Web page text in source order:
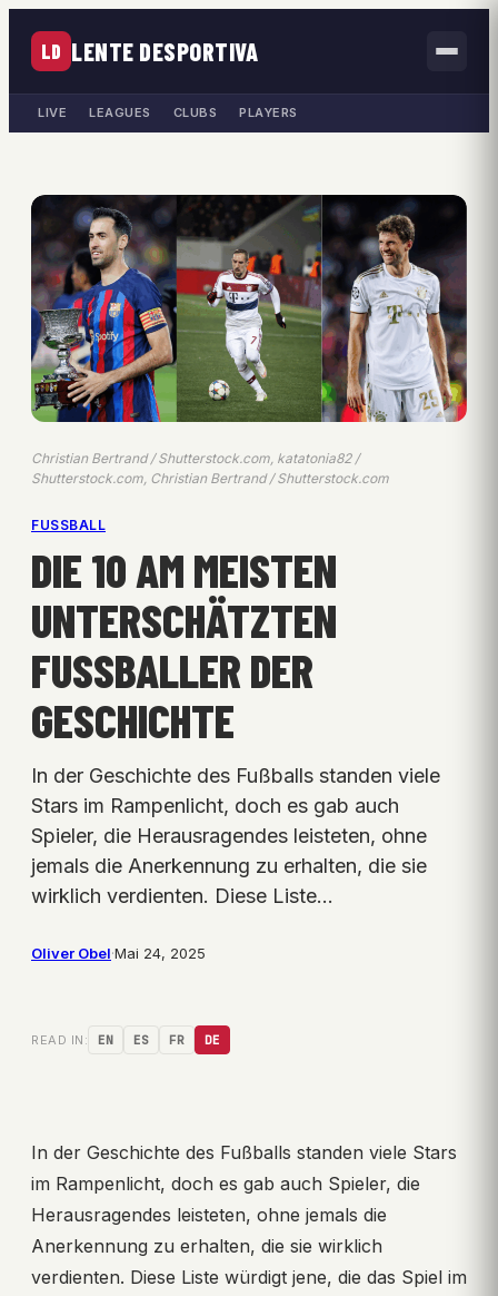
LD LENTE DESPORTIVA
LIVE LEAGUES CLUBS PLAYERS
Christian Bertrand / Shutterstock.com, katatonia82 /
Shutterstock.com, Christian Bertrand / Shutterstock.com
FUSSBALL
DIE 10 AM MEISTEN
UNTERSCHÄTZTEN
FUSSBALLER DER G
ESCHICHTE
In der Geschichte des Fußballs standen viele
Stars im Rampenlicht, doch es gab auch
Spieler, die Herausragendes leisteten, ohne
jemals die Anerkennung zu erhalten, die sie
wirklich verdienten. Diese Liste…
Oliver Obel·Mai 24, 2025
READ IN: EN ES FR DE
In der Geschichte des Fußballs standen viele Stars
im Rampenlicht, doch es gab auch Spieler, die
Herausragendes leisteten, ohne jemals die
Anerkennung zu erhalten, die sie wirklich
verdienten. Diese Liste würdigt jene, die das Spiel im